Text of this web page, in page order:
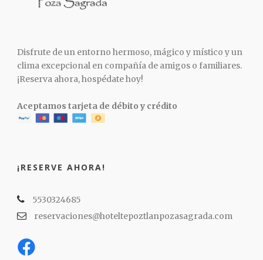
Disfrute de un entorno hermoso, mágico y místico y un
clima excepcional en compañía de amigos o familiares.
¡Reserva ahora, hospédate hoy!
Aceptamos tarjeta de débito y crédito
¡RESERVE AHORA!
5530324685
reservaciones@hoteltepoztlanpozasagrada.com